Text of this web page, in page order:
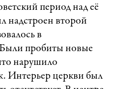
период над её
надстроен второй
в
пробиты новые
нарушило
Интерьер церкви был